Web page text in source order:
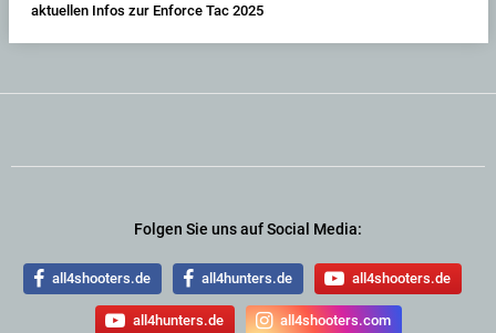
aktuellen Infos zur Enforce Tac 2025
Folgen Sie uns auf Social Media:
all4shooters.de all4hunters.de all4shooters.de
all4hunters.de all4shooters.com